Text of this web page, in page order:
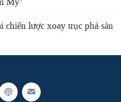
chiến lược xoay trục phá sản